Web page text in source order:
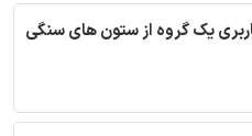
یک گروه از ستون های سنگی